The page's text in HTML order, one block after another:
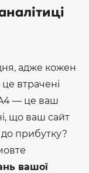
адже кожен
втрачені
— це ваш
що ваш сайт
до прибутку?
вашої